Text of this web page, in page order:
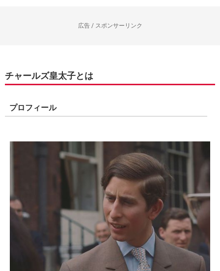
広告 / スポンサーリンク
チャールズ皇太子とは
プロフィール